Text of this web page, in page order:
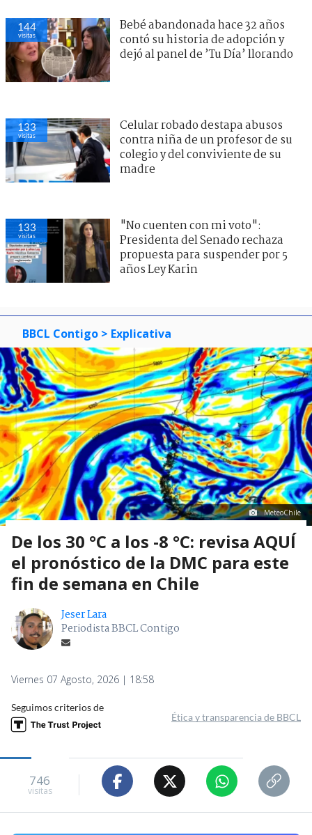
144
visitas
Bebé abandonada hace 32 años
contó su historia de adopción y
dejó al panel de ’Tu Día’ llorando
133
visitas
Celular robado destapa abusos
contra niña de un profesor de su
colegio y del conviviente de su
madre
133
visitas
"No cuenten con mi voto":
Presidenta del Senado rechaza
propuesta para suspender por 5
años Ley Karin
BBCL Contigo > Explicativa
MeteoChile
De los 30 °C a los -8 °C: revisa AQUÍ
el pronóstico de la DMC para este
fin de semana en Chile
Jeser Lara
Periodista BBCL Contigo
Viernes 07 Agosto, 2026 | 18:58
Seguimos criterios de
Ética y transparencia de BBCL
746
visitas